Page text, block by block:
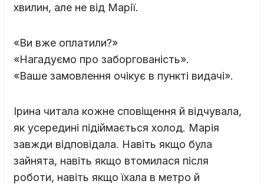
хвилин, але не від Марії.
«Ви вже оплатили?»
«Нагадуємо про заборгованість».
«Ваше замовлення очікує в пункті видачі».
Ірина читала кожне сповіщення й відчувала,
як усередині підіймається холод. Марія
завжди відповідала. Навіть якщо була
зайнята, навіть якщо втомилася після
роботи, навіть якщо їхала в метро й